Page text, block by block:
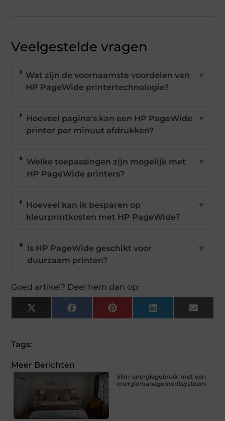
Veelgestelde vragen
Wat zijn de voornaamste voordelen van
HP PageWide printertechnologie?
▼
Hoeveel pagina's kan een HP PageWide
printer per minuut afdrukken?
▼
Welke toepassingen zijn mogelijk met
HP PageWide printers?
▼
Hoeveel kan ik besparen op
kleurprintkosten met HP PageWide?
▼
Is HP PageWide geschikt voor
duurzaam printen?
▼
Goed artikel? Deel hem dan op:
X
(Twitter)
FacebookPinterestLinkedIn Email
Tags:
Meer Berichten
Slim energiegebruik met een
energiemanagementsysteem